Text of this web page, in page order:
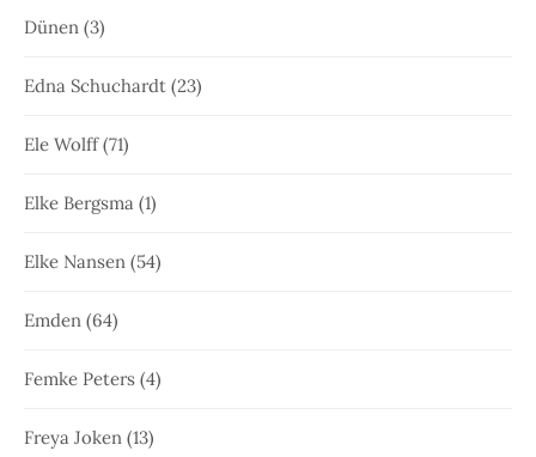
Dünen (3)
Edna Schuchardt (23)
Ele Wolff(71)
Elke Bergsma (1)
Elke Nansen (54)
Emden (64)
Femke Peters (4)
Freya Joken (13)